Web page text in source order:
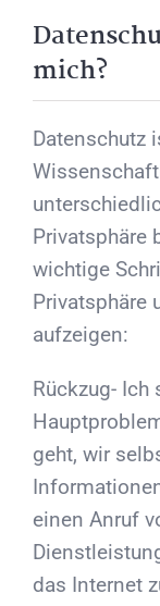
mich?
Datenschutz
Privatsphäre
wichtige
Privatsphäre
aufzeigen:
Rückzug- Ich
geht, wir
einen Anruf
das Internet